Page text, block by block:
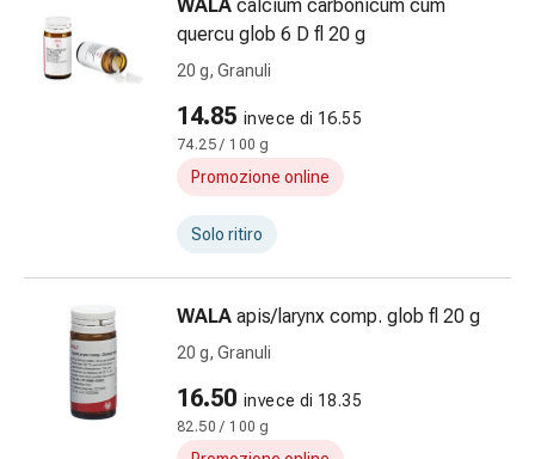
Nausea
Digestione,
flatulenza
Costipazione
pelle
Eczema
prurito
Calli
WALA calcium carbonicum cum
quercu glob 6 D fl 20 g
20 g, Granuli
14.85 invece di 16.55
74.25 / 100 g
Promozione online
Solo ritiro
WALA apis/larynx comp. glob fl 20 g
20 g, Granuli
16.50 invece di 18.35
82.50 / 100 g